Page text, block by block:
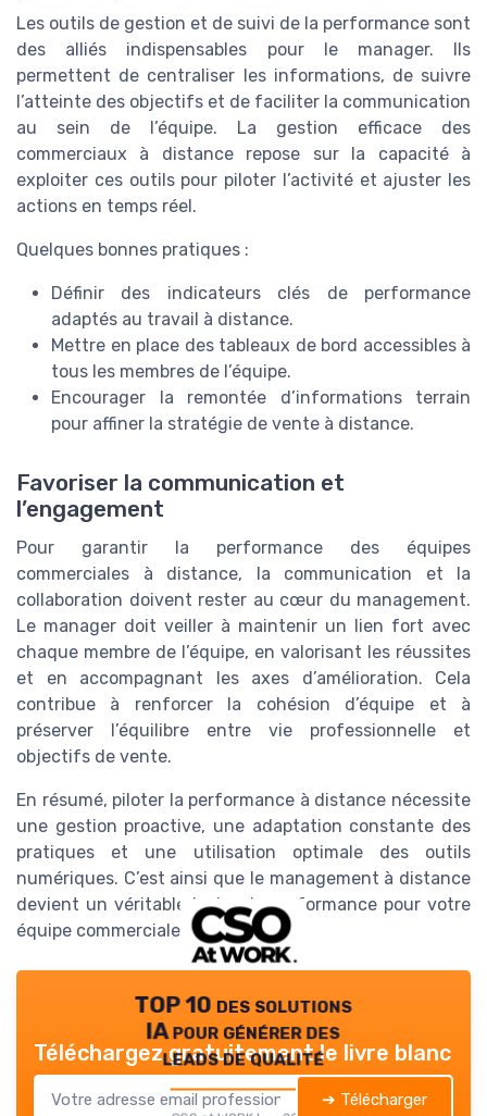
Les outils de gestion et de suivi de la performance sont
des alliés indispensables pour le manager. Ils
permettent de centraliser les informations, de suivre
l’atteinte des objectifs et de faciliter la communication
au sein de l’équipe. La gestion efficace des
commerciaux à distance repose sur la capacité à
exploiter ces outils pour piloter l’activité et ajuster les
actions en temps réel.
Quelques bonnes pratiques :
Définir des indicateurs clés de performance
adaptés au travail à distance.
Mettre en place des tableaux de bord accessibles à
tous les membres de l’équipe.
Encourager la remontée d’informations terrain
pour affiner la stratégie de vente à distance.
Favoriser la communication et
l’engagement
Pour garantir la performance des équipes
commerciales à distance, la communication et la
collaboration doivent rester au cœur du management.
Le manager doit veiller à maintenir un lien fort avec
chaque membre de l’équipe, en valorisant les réussites
et en accompagnant les axes d’amélioration. Cela
contribue à renforcer la cohésion d’équipe et à
préserver l’équilibre entre vie professionnelle et
objectifs de vente.
En résumé, piloter la performance à distance nécessite
une gestion proactive, une adaptation constante des
pratiques et une utilisation optimale des outils
numériques. C’est ainsi que le management à distance
devient un véritable levier de performance pour votre
équipe commerciale.
TOP 10 des solutions
IA pour générer des
leads de qualité
Téléchargez gratuitement le livre blanc
➔ Télécharger